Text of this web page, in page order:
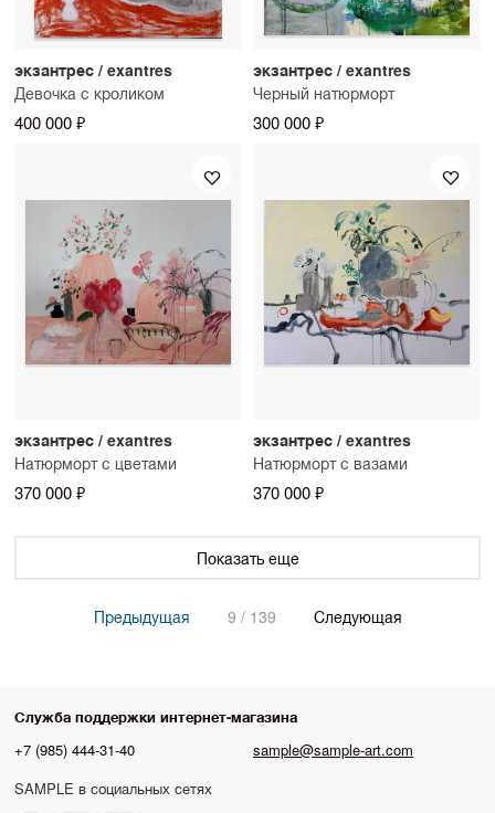
экзантрес / exantres
Девочка с кроликом
400 000 ₽
экзантрес / exantres
Черный натюрморт
300 000 ₽
экзантрес / exantres
Натюрморт с цветами
370 000 ₽
экзантрес / exantres
Натюрморт с вазами
370 000 ₽
Показать еще
Предыдущая 9 / 139 Следующая
Служба поддержки интернет-магазина
+7 (985) 444-31-40
sample@sample-art.com
SAMPLE в социальных сетях